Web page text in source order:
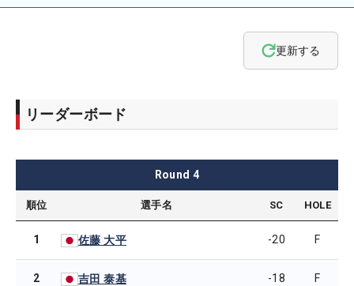
更新する
リーダーボード
Round 4
順位 選手名 SC HOLE
1 佐藤 大平 -20 F
2 吉田 泰基 -18 F